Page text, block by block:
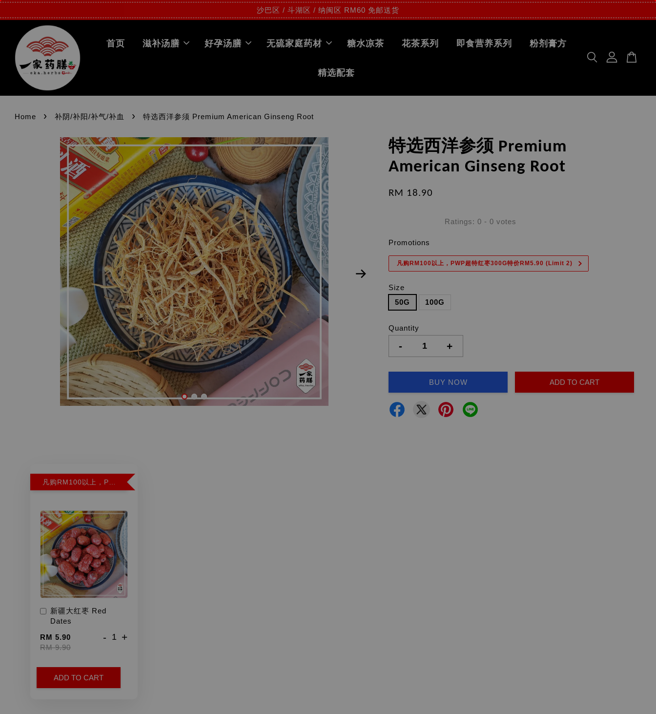
沙巴区 / 斗湖区 / 纳闽区 RM60 免邮送货
首页 滋补汤膳 好孕汤膳 无硫家庭药材 糖水凉茶 花茶系列 即食营养系列 粉剂膏方
精选配套
Home › 补阴/补阳/补气/补血 › 特选西洋参须 Premium American Ginseng Root
特选西洋参须 Premium
American Ginseng Root
RM 18.90
Ratings:0 -0 votes
Promotions
凡购RM100以上，PWP超特红枣300G特价RM5.90 (Limit 2)
Size
50G
100G
Quantity
- +
BUY NOW ADD TO CART
新疆大红枣 Red
Dates
RM 5.90
RM 9.90
- +
ADD TO CART